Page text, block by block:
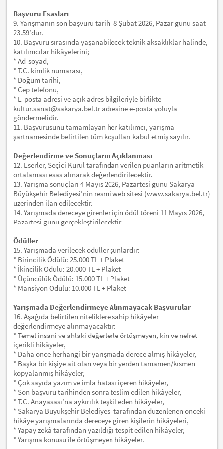
Başvuru Esasları
9. Yarışmanın son başvuru tarihi 8 Şubat 2026, Pazar günü saat
23.59’dur.
10. Başvuru sırasında yaşanabilecek teknik aksaklıklar halinde,
katılımcılar hikâyelerini;
* Ad-soyad,
* T.C. kimlik numarası,
* Doğum tarihi,
* Cep telefonu,
* E-posta adresi ve açık adres bilgileriyle birlikte
kultur.sanat@sakarya.bel.tr adresine e-posta yoluyla
göndermelidir.
11. Başvurusunu tamamlayan her katılımcı, yarışma
şartnamesinde belirtilen tüm koşulları kabul etmiş sayılır.
Değerlendirme ve Sonuçların Açıklanması
12. Eserler, Seçici Kurul tarafından verilen puanların aritmetik
ortalaması esas alınarak değerlendirilecektir.
13. Yarışma sonuçları 4 Mayıs 2026, Pazartesi günü Sakarya
Büyükşehir Belediyesi’nin resmi web sitesi (www.sakarya.bel.tr)
üzerinden ilan edilecektir.
14. Yarışmada dereceye girenler için ödül töreni 11 Mayıs 2026,
Pazartesi günü gerçekleştirilecektir.
Ödüller
15. Yarışmada verilecek ödüller şunlardır:
* Birincilik Ödülü: 25.000 TL + Plaket
* İkincilik Ödülü: 20.000 TL + Plaket
* Üçüncülük Ödülü: 15.000 TL + Plaket
* Mansiyon Ödülü: 10.000 TL + Plaket
Yarışmada Değerlendirmeye Alınmayacak Başvurular
16. Aşağıda belirtilen niteliklere sahip hikâyeler
değerlendirmeye alınmayacaktır:
* Temel insani ve ahlaki değerlerle örtüşmeyen, kin ve nefret
içerikli hikâyeler,
* Daha önce herhangi bir yarışmada derece almış hikâyeler,
* Başka bir kişiye ait olan veya bir yerden tamamen/kısmen
kopyalanmış hikâyeler,
* Çok sayıda yazım ve imla hatası içeren hikâyeler,
* Son başvuru tarihinden sonra teslim edilen hikâyeler,
* T.C. Anayasası’na aykırılık teşkil eden hikâyeler,
* Sakarya Büyükşehir Belediyesi tarafından düzenlenen önceki
hikâye yarışmalarında dereceye giren kişilerin hikâyeleri,
* Yapay zekâ tarafından yazıldığı tespit edilen hikâyeler,
* Yarışma konusu ile örtüşmeyen hikâyeler.